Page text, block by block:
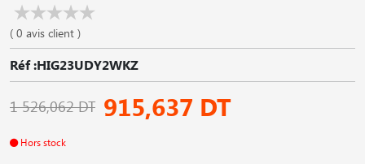
( 0 avis client )
Réf :HIG23UDY2WKZ
1 526,062 DT 915,637 DT
Hors stock